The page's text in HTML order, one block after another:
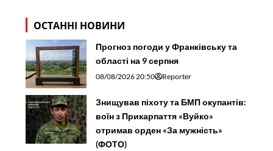
ОСТАННІ НОВИНИ
Прогноз погоди у Франківську та
області на 9 серпня
08/08/2026 20:50 Reporter
Знищував піхоту та БМП окупантів:
воїн з Прикарпаття «Вуйко»
отримав орден «За мужність»
(ФОТО)